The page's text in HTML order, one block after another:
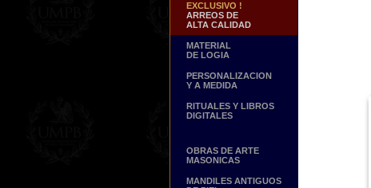
EXCLUSIVO !
ARREOS DE
ALTA CALIDAD
MATERIAL
DE LOGIA
PERSONALIZACION
Y A MEDIDA
RITUALES Y LIBROS
DIGITALES
OBRAS DE ARTE
MASONICAS
MANDILES ANTIGUOS